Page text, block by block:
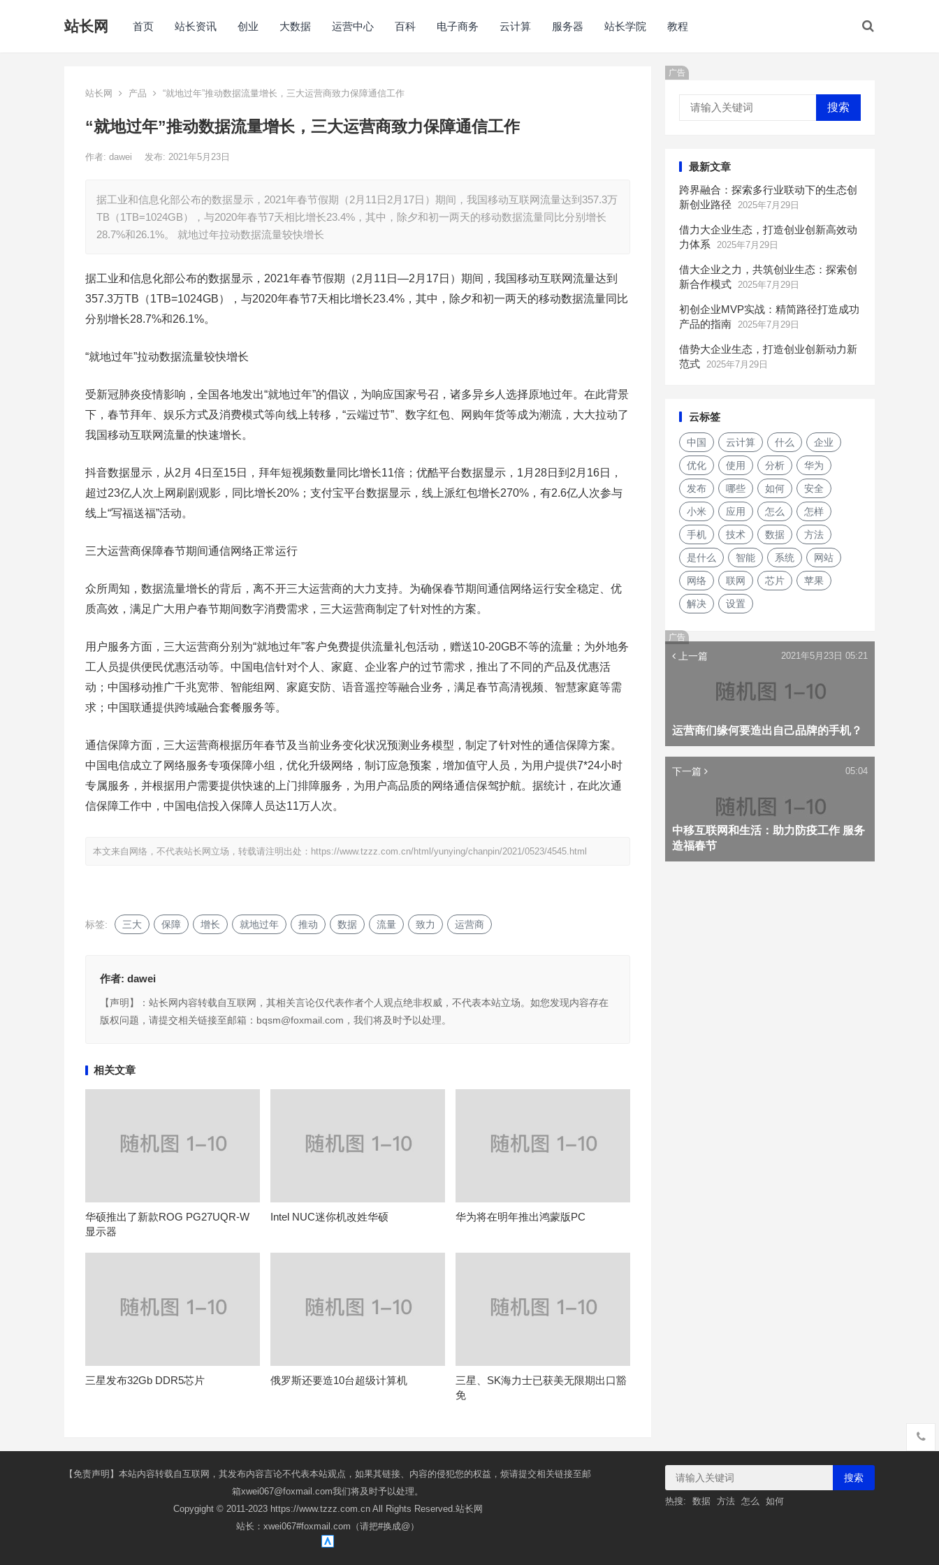
站长网 首页 站长资讯 创业 大数据 运营中心 百科 电子商务 云计算 服务器 站长学院 教程
站长网 产品 “就地过年”推动数据流量增长，三大运营商致力保障通信工作
“就地过年”推动数据流量增长，三大运营商致力保障通信工作
作者: dawei 发布: 2021年5月23日
据工业和信息化部公布的数据显示，2021年春节假期（2月11日2月17日）期间，我国移动互联网流量达到357.3万
TB（1TB=1024GB），与2020年春节7天相比增长23.4%，其中，除夕和初一两天的移动数据流量同比分别增长
28.7%和26.1%。 就地过年拉动数据流量较快增长
据工业和信息化部公布的数据显示，2021年春节假期（2月11日—2月17日）期间，我国移动互联网流量达到
357.3万TB（1TB=1024GB），与2020年春节7天相比增长23.4%，其中，除夕和初一两天的移动数据流量同比
分别增长28.7%和26.1%。
“就地过年”拉动数据流量较快增长
受新冠肺炎疫情影响，全国各地发出“就地过年”的倡议，为响应国家号召，诸多异乡人选择原地过年。在此背景
下，春节拜年、娱乐方式及消费模式等向线上转移，“云端过节”、数字红包、网购年货等成为潮流，大大拉动了
我国移动互联网流量的快速增长。
抖音数据显示，从2月 4日至15日，拜年短视频数量同比增长11倍；优酷平台数据显示，1月28日到2月16日，
超过23亿人次上网刷剧观影，同比增长20%；支付宝平台数据显示，线上派红包增长270%，有2.6亿人次参与
线上“写福送福”活动。
三大运营商保障春节期间通信网络正常运行
众所周知，数据流量增长的背后，离不开三大运营商的大力支持。为确保春节期间通信网络运行安全稳定、优
质高效，满足广大用户春节期间数字消费需求，三大运营商制定了针对性的方案。
用户服务方面，三大运营商分别为“就地过年”客户免费提供流量礼包活动，赠送10-20GB不等的流量；为外地务
工人员提供便民优惠活动等。中国电信针对个人、家庭、企业客户的过节需求，推出了不同的产品及优惠活
动；中国移动推广千兆宽带、智能组网、家庭安防、语音遥控等融合业务，满足春节高清视频、智慧家庭等需
求；中国联通提供跨域融合套餐服务等。
通信保障方面，三大运营商根据历年春节及当前业务变化状况预测业务模型，制定了针对性的通信保障方案。
中国电信成立了网络服务专项保障小组，优化升级网络，制订应急预案，增加值守人员，为用户提供7*24小时
专属服务，并根据用户需要提供快速的上门排障服务，为用户高品质的网络通信保驾护航。据统计，在此次通
信保障工作中，中国电信投入保障人员达11万人次。
本文来自网络，不代表站长网立场，转载请注明出处： https://www.tzzz.com.cn/html/yunying/chanpin/2021/0523/4545.html
标签: 三大 保障 增长 就地过年 推动 数据 流量 致力 运营商
作者: dawei
【声明】：站长网内容转载自互联网，其相关言论仅代表作者个人观点绝非权威，不代表本站立场。如您发现内容存在
版权问题，请提交相关链接至邮箱：bqsm@foxmail.com，我们将及时予以处理。
相关文章
华硕推出了新款ROG PG27UQR-W
显示器
Intel NUC迷你机改姓华硕 华为将在明年推出鸿蒙版PC
三星发布32Gb DDR5芯片 俄罗斯还要造10台超级计算机
三星、SK海力士已获美无限期出口豁
免
广告
搜索
最新文章
跨界融合：探索多行业联动下的生态创
新创业路径
2025年7月29日
借力大企业生态，打造创业创新高效动
力体系
2025年7月29日
借大企业之力，共筑创业生态：探索创
新合作模式 2025年7月29日
初创企业MVP实战：精简路径打造成功
产品的指南 2025年7月29日
借势大企业生态，打造创业创新动力新
范式 2025年7月29日
云标签
中国 云计算 什么 企业
优化 使用 分析 华为
发布 哪些 如何 安全
小米 应用 怎么 怎样
手机 技术 数据 方法
是什么 智能 系统 网站
网络 联网 芯片 苹果
解决 设置
广告
上一篇
运营商们缘何要造出自己品牌的手机？
2021年5月23日 05:21
下一篇
中移互联网和生活：助力防疫工作 服务
造福春节
05:04
【免责声明】本站内容转载自互联网，其发布内容言论不代表本站观点，如果其链接、内容的侵犯您的权益，烦请提交相关链接至邮
箱xwei067@foxmail.com我们将及时予以处理。
Copygight © 2011-2023 https://www.tzzz.com.cn All Rights Reserved.站长网
站长：xwei067#foxmail.com（请把#换成@）
搜索
热搜: 数据 方法 怎么 如何